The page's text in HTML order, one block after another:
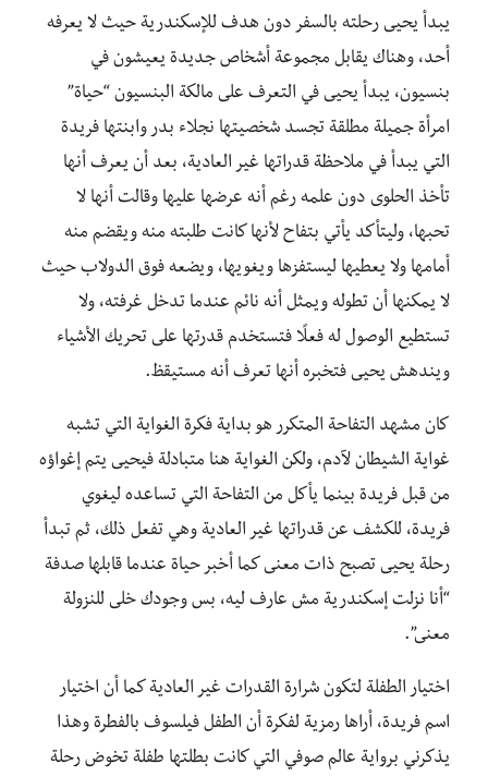
يبدأ يحيى رحلته بالسفر دون هدف للإسكندرية حيث لا يعرفه
أحد، وهناك يقابل مجموعة أشخاص جديدة يعيشون في
بنسيون، يبدأ يحيى في التعرف على مالكة البنسيون “حياة”
امرأة جميلة مطلقة تجسد شخصيتها نجلاء بدر وابنتها فريدة
التي يبدأ في ملاحظة قدراتها غير العادية، بعد أن يعرف أنها
تأخذ الحلوى دون علمه رغم أنه عرضها عليها وقالت أنها لا
تحبها، وليتأكد يأتي بتفاح لأنها كانت طلبته منه ويقضم منه
أمامها ولا يعطيها ليستفزها ويغويها، ويضعه فوق الدولاب حيث
لا يمكنها أن تطوله ويمثل أنه نائم عندما تدخل غرفته، ولا
تستطيع الوصول له فعلًا فتستخدم قدرتها على تحريك الأشياء
ويندهش يحيى فتخبره أنها تعرف أنه مستيقظ.
كان مشهد التفاحة المتكرر هو بداية فكرة الغواية التي تشبه
غواية الشيطان لآدم، ولكن الغواية هنا متبادلة فيحيى يتم إغواؤه
من قبل فريدة بينما يأكل من التفاحة التي تساعده ليغوي
فريدة، للكشف عن قدراتها غير العادية وهي تفعل ذلك، ثم تبدأ
رحلة يحيى تصبح ذات معنى كما أخبر حياة عندما قابلها صدفة
“أنا نزلت إسكندرية مش عارف ليه، بس وجودك خلى للنزولة
معنى”.
اختيار الطفلة لتكون شرارة القدرات غير العادية كما أن اختيار
اسم فريدة، أراها رمزية لفكرة أن الطفل فيلسوف بالفطرة وهذا
يذكرني برواية عالم صوفي التي كانت بطلتها طفلة تخوض رحلة